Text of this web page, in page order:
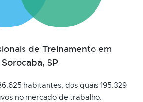
de Treinamento em
SP
habitantes, dos quais 195.329
no mercado de trabalho.